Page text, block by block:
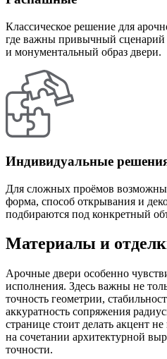
Классическое решение для
где важны привычный сценарий
и монументальный образ двери.
Индивидуальные
Для сложных проёмов
форма, способ открывания и
подбираются под конкретный
Материалы и
Арочные двери особенно
исполнения. Здесь важны не
точность геометрии,
аккуратность сопряжения
странице стоит делать акцент
на сочетании архитектурной
точности.